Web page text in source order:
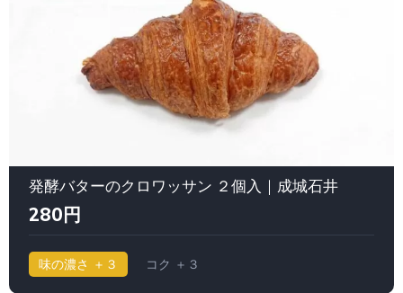
発酵バターのクロワッサン ２個入｜成城石井
280円
味の濃さ ＋３ コク ＋３